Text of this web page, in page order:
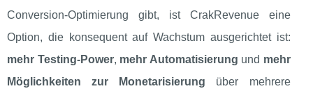
Conversion‑Optimierung gibt, ist CrakRevenue eine
Option, die konsequent auf Wachstum ausgerichtet ist:
mehr Testing‑Power, mehr Automatisierung und mehr
Möglichkeiten zur Monetarisierung über mehrere